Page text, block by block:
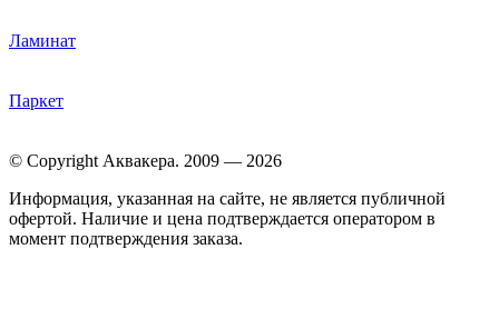
Ламинат
Паркет
© Copyright Аквакера. 2009 — 2026
Информация, указанная на сайте, не является публичной
офертой. Наличие и цена подтверждается оператором в
момент подтверждения заказа.